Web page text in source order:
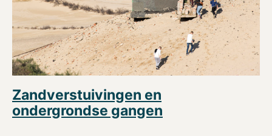
Zandverstuivingen en
ondergrondse gangen